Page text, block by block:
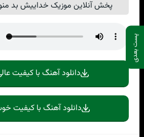
پست بعدی
پخش آنلاین موزیک خداییش بد
دانلود آهنگ با کیفیت عالی
دانلود آهنگ با کیفیت خوب